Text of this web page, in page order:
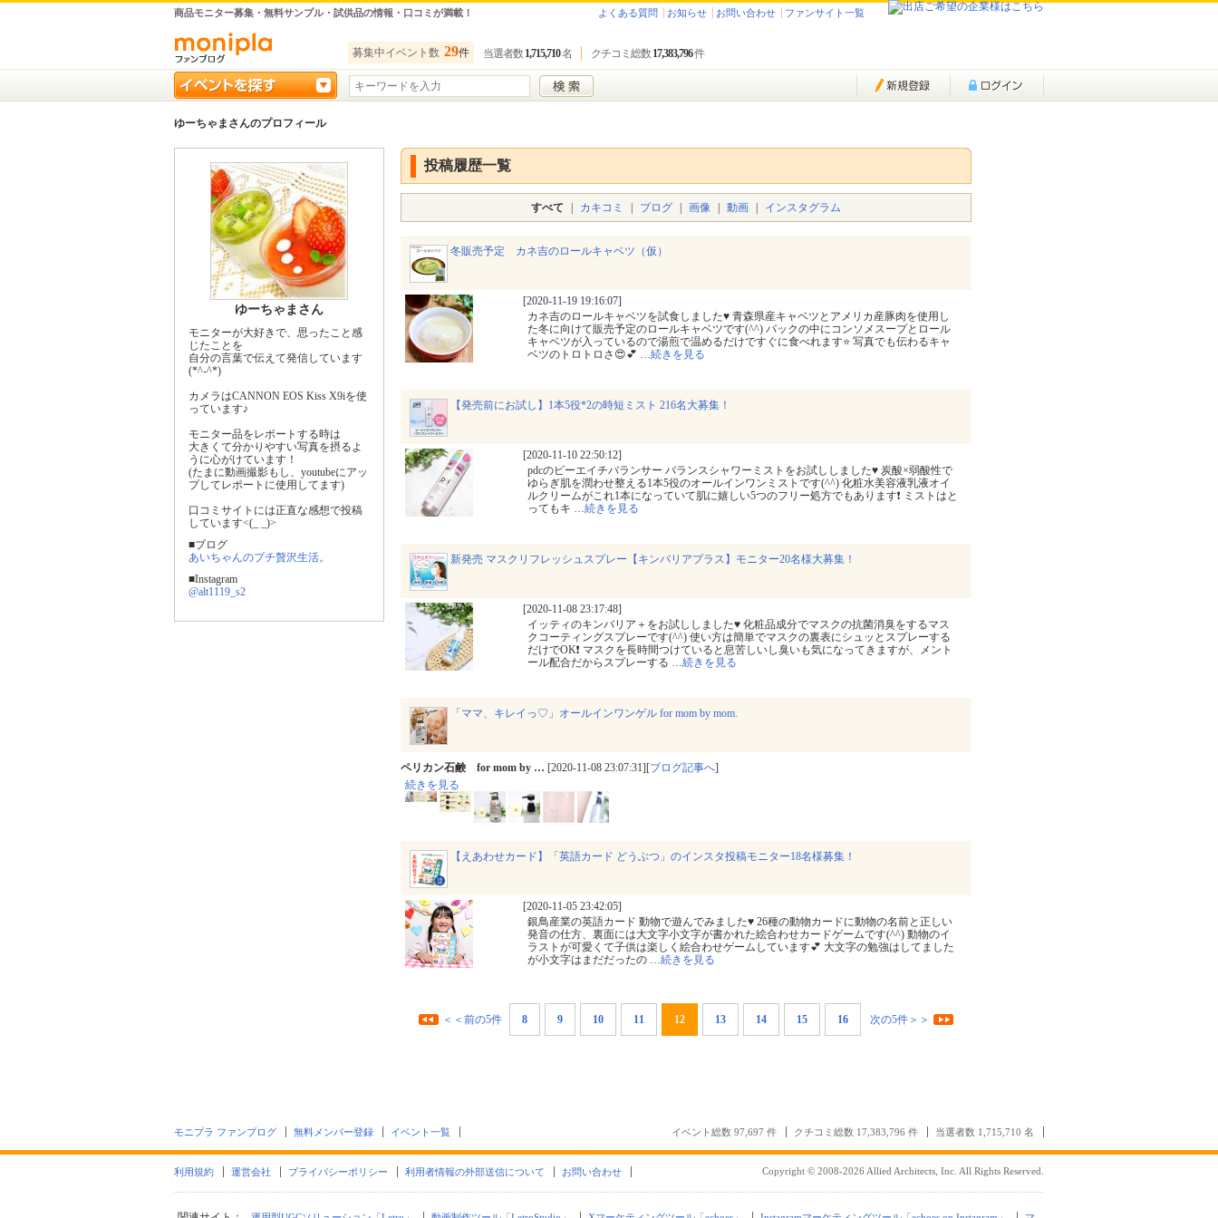
商品モニター募集・無料サンプル・試供品の情報・口コミが満載！ よくある質問 お知らせ お問い合わせ ファンサイト一覧
募集中イベント数 29件 当選者数 1,715,710名 クチコミ総数 17,383,796件
ゆーちゃまさんのプロフィール
ゆーちゃまさん
モニターが大好きで、思ったこと感
じたことを
自分の言葉で伝えて発信しています
(*^-^*)
カメラはCANNON EOS Kiss X9iを使
っています♪
モニター品をレポートする時は
大きくて分かりやすい写真を摂るよ
うに心がけています！
(たまに動画撮影もし、youtubeにアッ
プしてレポートに使用してます)
口コミサイトには正直な感想で投稿
しています<(_ _)>
■ブログ
あいちゃんのプチ贅沢生活。
■Instagram
@alt1119_s2
投稿履歴一覧
すべて カキコミ ブログ 画像 動画 インスタグラム
冬販売予定 カネ吉のロールキャベツ（仮）
[2020-11-19 19:16:07]
カネ吉のロールキャベツを試食しました♥ 青森県産キャベツとアメリカ産豚肉を使用し
た冬に向けて販売予定のロールキャベツです(^^) パックの中にコンソメスープとロール
キャベツが入っているので湯煎で温めるだけですぐに食べれます⭐ 写真でも伝わるキャ
ベツのトロトロさ😍💕 …続きを見る
【発売前にお試し】1本5役*2の時短ミスト 216名大募集！
[2020-11-10 22:50:12]
pdcのピーエイチバランサー バランスシャワーミストをお試ししました♥ 炭酸×弱酸性で
ゆらぎ肌を潤わせ整える1本5役のオールインワンミストです(^^) 化粧水美容液乳液オイ
ルクリームがこれ1本になっていて肌に嬉しい5つのフリー処方でもあります❗ ミストはと
ってもキ …続きを見る
新発売 マスクリフレッシュスプレー【キンバリアプラス】モニター20名様大募集！
[2020-11-08 23:17:48]
イッティのキンバリア＋をお試ししました♥ 化粧品成分でマスクの抗菌消臭をするマス
クコーティングスプレーです(^^) 使い方は簡単でマスクの裏表にシュッとスプレーする
だけでOK❗ マスクを長時間つけていると息苦しいし臭いも気になってきますが、メント
ール配合だからスプレーする …続きを見る
「ママ、キレイっ♡」オールインワンゲル for mom by mom.
ペリカン石鹸 for mom by … [2020-11-08 23:07:31][ブログ記事へ]
続きを見る
【えあわせカード】「英語カード どうぶつ」のインスタ投稿モニター18名様募集！
[2020-11-05 23:42:05]
銀鳥産業の英語カード 動物で遊んでみました♥ 26種の動物カードに動物の名前と正しい
発音の仕方、裏面には大文字小文字が書かれた絵合わせカードゲームです(^^) 動物のイ
ラストが可愛くて子供は楽しく絵合わせゲームしています💕 大文字の勉強はしてました
が小文字はまだだったの …続きを見る
＜＜前の5件 8 9 10 11 12 13 14 15 16 次の5件＞＞
モニプラ ファンブログ 無料メンバー登録 イベント一覧 イベント総数 97,697 件 クチコミ総数 17,383,796 件 当選者数 1,715,710 名
利用規約 運営会社 プライバシーポリシー 利用者情報の外部送信について お問い合わせ Copyright © 2008-2026 Allied Architects, Inc. All Rights Reserved.